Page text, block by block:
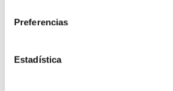
Preferencias
Estadística